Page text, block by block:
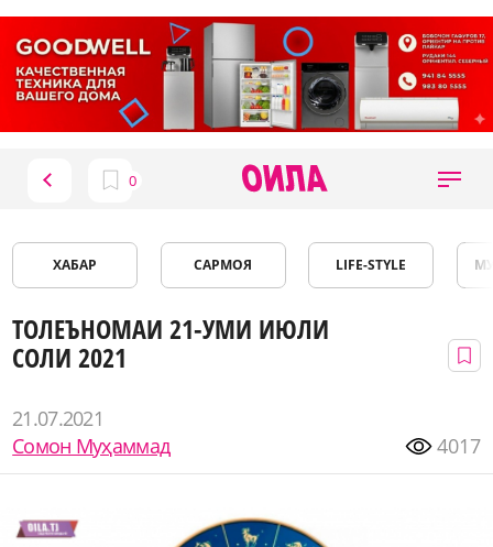
ХАБАР САРМОЯ LIFE-STYLE
ТОЛЕЪНОМАИ 21-УМИ ИЮЛИ
СОЛИ 2021
21.07.2021
Сомон Муҳаммад
4017